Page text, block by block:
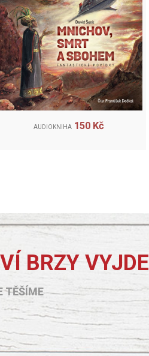
AUDIOKNIHA 150 Kč
BRZY VYJDE
TĚŠÍME